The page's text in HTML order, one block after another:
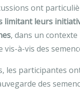
ont
limitant leurs
, dans un
à-vis des
les participantes
des